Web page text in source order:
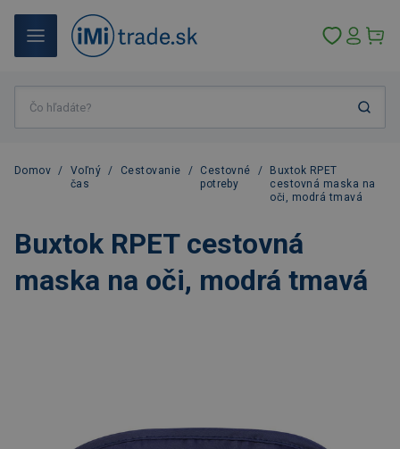
Domov /
Voľný
čas
/ Cestovanie /
Cestovné
potreby
/
Buxtok RPET
cestovná maska na
oči, modrá tmavá
Buxtok RPET cestovná
maska na oči, modrá tmavá